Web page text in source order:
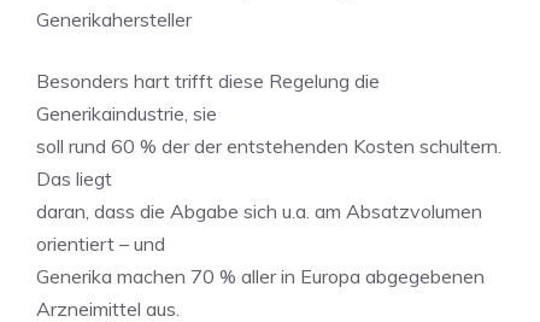
Generikahersteller
Besonders hart trifft diese Regelung die
Generikaindustrie, sie
soll rund 60 % der der entstehenden Kosten schultern.
Das liegt
daran, dass die Abgabe sich u.a. am Absatzvolumen
orientiert – und
Generika machen 70 % aller in Europa abgegebenen
Arzneimittel aus.